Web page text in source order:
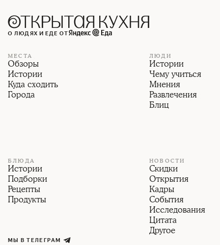
О ЛЮДЯХ И ЕДЕ ОТ
МЕСТА
Обзоры
Истории
Куда сходить
Города
ЛЮДИ
Истории
Чему учиться
Мнения
Развлечения
Блиц
БЛЮДА
Истории
Подборки
Рецепты
Продукты
НОВОСТИ
Скидки
Открытия
Кадры
События
Исследования
Цитата
Другое
МЫ В ТЕЛЕГРАМ